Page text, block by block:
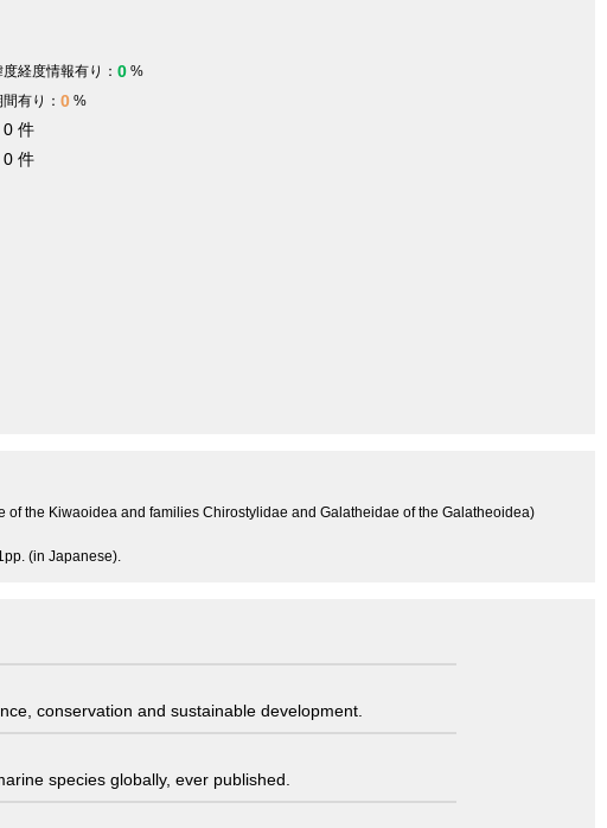
度経度情報有り： 0 %
有り： 0 %
0 件
0 件
of the Kiwaoidea and families Chirostylidae and Galatheidae of the Galatheoidea)
(in Japanese).
conservation and sustainable development.
species globally, ever published.